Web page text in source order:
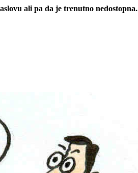
ali pa da je trenutno nedostopna.